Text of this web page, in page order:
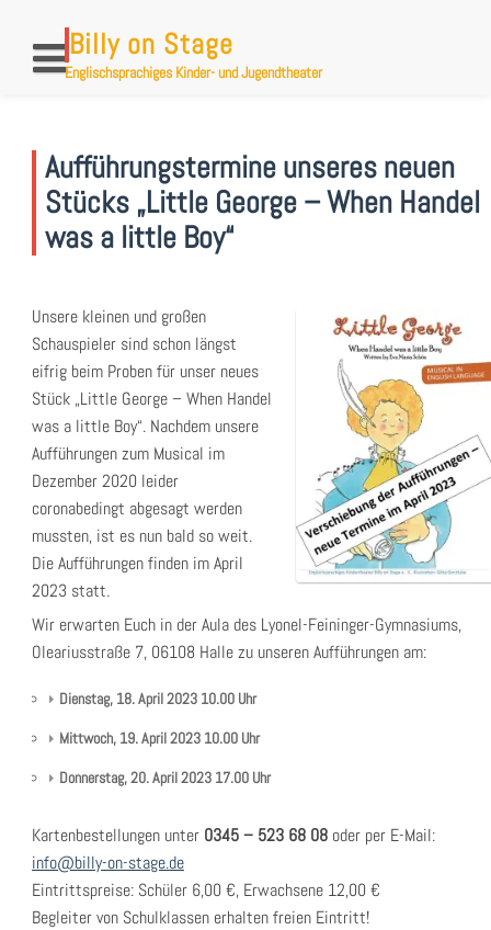
content
Billy on Stage
Englischsprachiges Kinder- und Jugendtheater
Aufführungstermine unseres neuen
Stücks „Little George – When Handel
was a little Boy“
Unsere kleinen und großen
Schauspieler sind schon längst
eifrig beim Proben für unser neues
Stück „Little George – When Handel
was a little Boy“. Nachdem unsere
Aufführungen zum Musical im
Dezember 2020 leider
coronabedingt abgesagt werden
mussten, ist es nun bald so weit.
Die Aufführungen finden im April
2023 statt.
Wir erwarten Euch in der Aula des Lyonel-Feininger-Gymnasiums,
Oleariusstraße 7, 06108 Halle zu unseren Aufführungen am:
Dienstag, 18. April 2023 10.00 Uhr
Mittwoch, 19. April 2023 10.00 Uhr
Donnerstag, 20. April 2023 17.00 Uhr
Kartenbestellungen unter 0345 – 523 68 08oder per E-Mail:
info@billy-on-stage.de
Eintrittspreise: Schüler 6,00 €, Erwachsene 12,00 €
Begleiter von Schulklassen erhalten freien Eintritt!